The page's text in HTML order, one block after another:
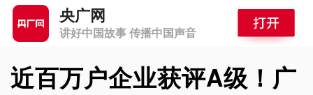
央广网
讲好中国故事 传播中国声音
近百万户企业获评A级！广